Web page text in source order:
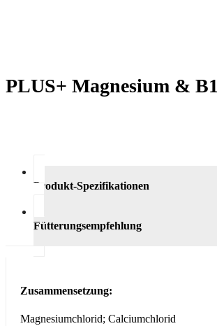
PLUS+ Magnesium &
Produkt-Spezifikationen
Fütterungsempfehlung
Zusammensetzung:
Magnesiumchlorid; Calciumchlorid